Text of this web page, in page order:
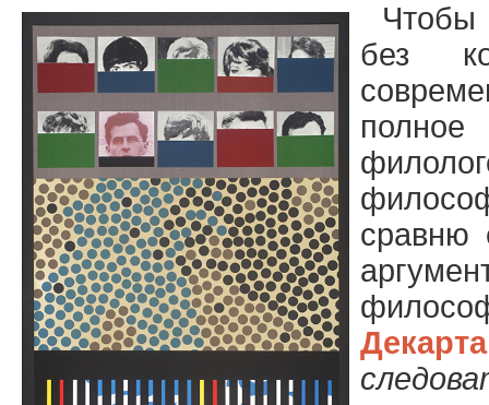
Чтобы
без
сравню
Декарта